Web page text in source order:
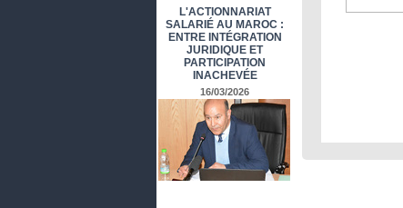
L'ACTIONNARIAT
SALARIÉ AU MAROC :
ENTRE INTÉGRATION
JURIDIQUE ET
PARTICIPATION
INACHEVÉE
16/03/2026